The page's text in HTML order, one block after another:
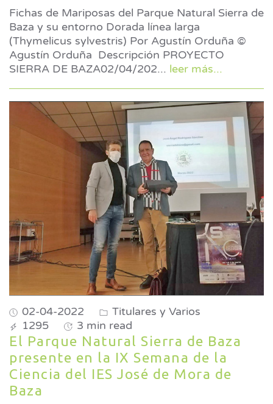
Fichas de Mariposas del Parque Natural Sierra de
Baza y su entorno Dorada línea larga
(Thymelicus sylvestris) Por Agustín Orduña ©
Agustín Orduña Descripción PROYECTO
SIERRA DE BAZA02/04/202... leer más...
02-04-2022
Titulares y Varios
1295
3 min read
El Parque Natural Sierra de Baza
presente en la IX Semana de la
Ciencia del IES José de Mora de
Baza